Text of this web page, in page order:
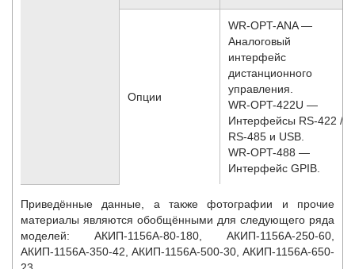
Опции
WR-OPT-ANA —
Аналоговый
интерфейс
дистанционного
управления.
WR-OPT-422U —
Интерфейсы RS-422 /
RS-485 и USB.
WR-OPT-488 —
Интерфейс GPIB.
Приведённые данные, а также фотографии и прочие
материалы являются обобщёнными для следующего ряда
моделей: АКИП-1156А-80-180, АКИП-1156А-250-60,
АКИП-1156А-350-42, АКИП-1156А-500-30, АКИП-1156А-650-